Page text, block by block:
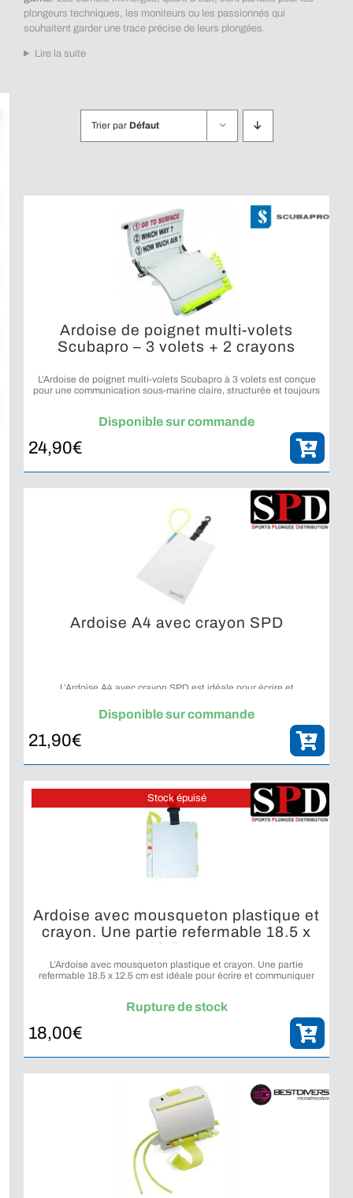
plongeurs techniques, les moniteurs ou les passionnés qui
souhaitent garder une trace précise de leurs plongées.
Lire la suite
Trier par Défaut
Ardoise de poignet multi-volets
Scubapro – 3 volets + 2 crayons
L’Ardoise de poignet multi-volets Scubapro à 3 volets est conçue
pour une communication sous-marine claire, structurée et toujours
Disponible sur commande
24,90€
Ardoise A4 avec crayon SPD
L’Ardoise A4 avec crayon SPD est idéale pour écrire et
Disponible sur commande
21,90€
Stock épuisé
Ardoise avec mousqueton plastique et
crayon. Une partie refermable 18.5 x
12.5 cm
L’Ardoise avec mousqueton plastique et crayon. Une partie
refermable 18.5 x 12.5 cm est idéale pour écrire et communiquer
Rupture de stock
18,00€